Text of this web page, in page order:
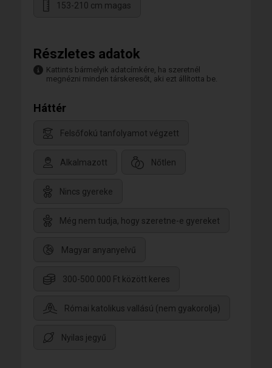
153-210 cm magas
Részletes adatok
Kattints bármelyik adatcímkére, ha szeretnél
megnézni minden társkeresőt, aki ezt állította be.
Háttér
Felsőfokú tanfolyamot végzett
Alkalmazott Nőtlen
Nincs gyereke
Még nem tudja, hogy szeretne-e gyereket
Magyar anyanyelvű
300-500.000 Ft között keres
Római katolikus vallású (nem gyakorolja)
Nyilas jegyű